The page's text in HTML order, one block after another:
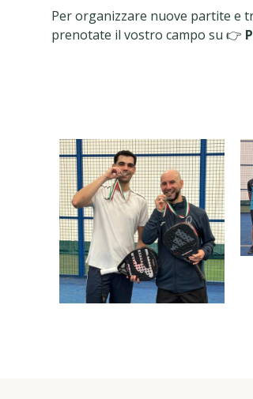
Per organizzare nuove partite e
prenotate il vostro campo su 👉